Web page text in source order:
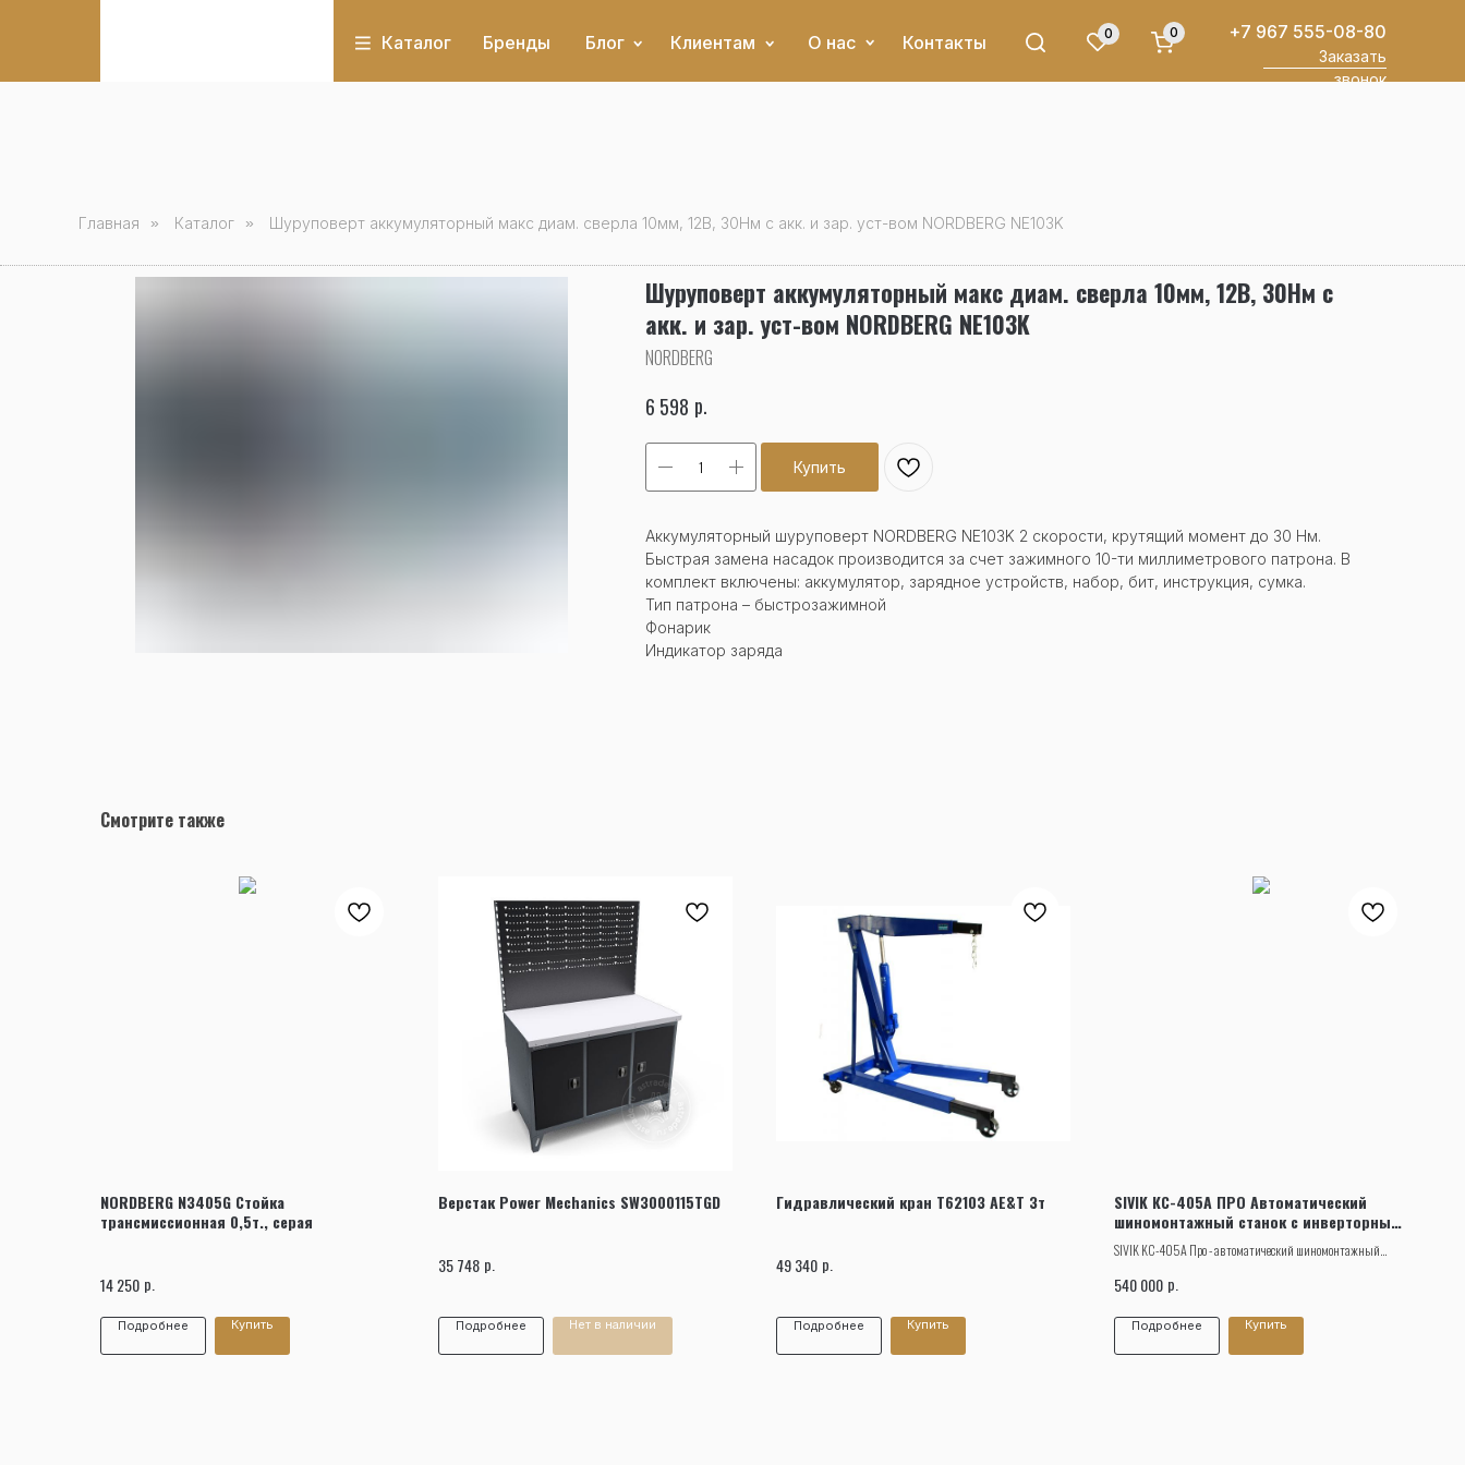
Контакты
Каталог 0 0 +7 967 555-08-80
Заказать
звонок
Клиентам О нас
Бренды Блог
Главная » Каталог » Шуруповерт аккумуляторный макс диам. сверла 10мм, 12В, 30Нм с акк. и зар. уст-вом NORDBERG NE103K
Шуруповерт аккумуляторный макс диам. сверла 10мм, 12В, 30Нм с
акк. и зар. уст-вом NORDBERG NE103K
NORDBERG
6 598 р.
Купить
Аккумуляторный шуруповерт NORDBERG NE103K 2 скорости, крутящий момент до 30 Нм.
Быстрая замена насадок производится за счет зажимного 10-ти миллиметрового патрона. В
комплект включены: аккумулятор, зарядное устройств, набор, бит, инструкция, сумка.
Тип патрона – быстрозажимной
Фонарик
Индикатор заряда
Смотрите также
NORDBERG N3405G Стойка
трансмиссионная 0,5т., серая
14 250 р.
Подробнее Купить
Верстак Power Mechanics SW3000115TGD
35 748 р.
Подробнее Нет в наличии
Гидравлический кран Т62103 AE&T 3т
49 340 р.
Подробнее Купить
SIVIK КС-405А ПРО Автоматический
шиномонтажный станок с инверторным
приводом
SIVIK KC-405A Про - автоматический шиномонтажный
зажимомдля монтажа и демонтажа шин легковых
540 000 р.
Подробнее Купить
Заказать звонок